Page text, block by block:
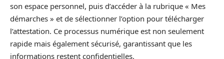
son espace personnel, puis d’accéder à la rubrique « Mes
démarches » et de sélectionner l’option pour télécharger
l’attestation. Ce processus numérique est non seulement
rapide mais également sécurisé, garantissant que les
informations restent confidentielles.